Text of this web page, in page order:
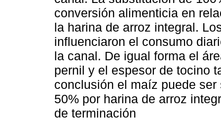
conversión alimenticia en
la harina de arroz integral.
influenciaron el consumo
la canal. De igual forma el
pernil y el espesor de tocino
conclusión el maíz puede
50% por harina de arroz
de terminación